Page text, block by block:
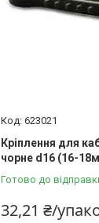
623021
Кріплення для
чорне d16 (16-
Готово до
32,21 ₴/